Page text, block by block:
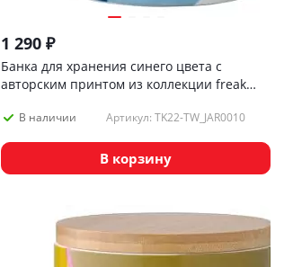
1 290 ₽
Банка для хранения синего цвета с
авторским принтом из коллекции freak
В наличии Артикул: TK22-TW_JAR0010
В корзину